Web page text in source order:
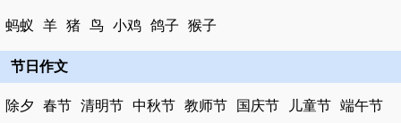
蚂蚁 羊 猪 鸟 小鸡 鸽子 猴子
节日作文
除夕 春节 清明节 中秋节 教师节 国庆节 儿童节 端午节